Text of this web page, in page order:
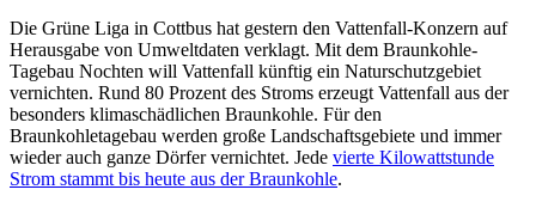
Die Grüne Liga in Cottbus hat gestern den Vattenfall-Konzern auf
Herausgabe von Umweltdaten verklagt. Mit dem Braunkohle-
Tagebau Nochten will Vattenfall künftig ein Naturschutzgebiet
vernichten. Rund 80 Prozent des Stroms erzeugt Vattenfall aus der
besonders klimaschädlichen Braunkohle. Für den
Braunkohletagebau werden große Landschaftsgebiete und immer
wieder auch ganze Dörfer vernichtet. Jede vierte Kilowattstunde
Strom stammt bis heute aus der Braunkohle.